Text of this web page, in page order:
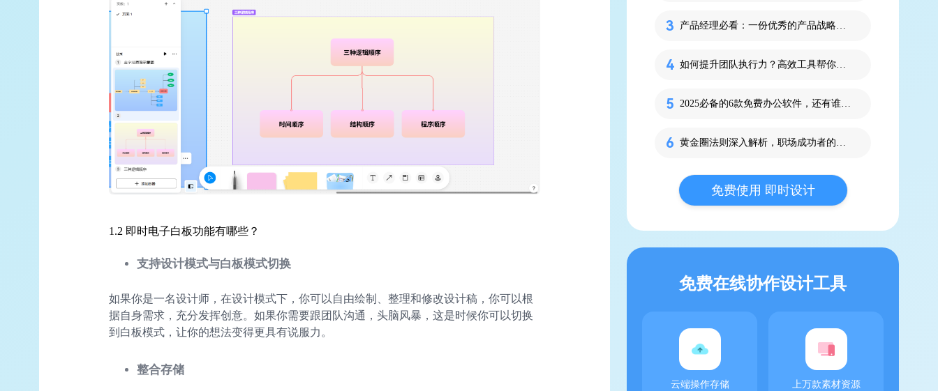
1.2 即时电子白板功能有哪些？
支持设计模式与白板模式切换
如果你是一名设计师，在设计模式下，你可以自由绘制、整理和修改设计稿，你可以根
据自身需求，充分发挥创意。如果你需要跟团队沟通，头脑风暴，这是时候你可以切换
到白板模式，让你的想法变得更具有说服力。
整合存储
产品经理必看：一份优秀的产品战略规划长什么样？
如何提升团队执行力？高效工具帮你落地目标！
2025必备的6款免费办公软件，还有谁不知道
黄金圈法则深入解析，职场成功者的必备思维工具
免费使用 即时设计
免费在线协作设计工具
云端操作存储
上万款素材资源